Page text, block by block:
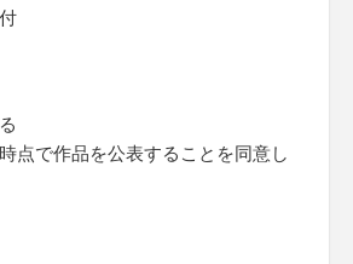
点で作品を公表することを同意し